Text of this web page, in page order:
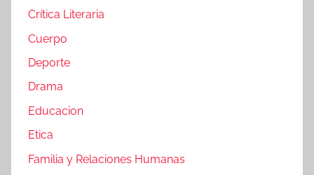
Crítica Literaria
Cuerpo
Deporte
Drama
Educacion
Etica
Familia y Relaciones Humanas